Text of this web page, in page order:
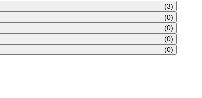
(3)
(0)
(0)
(0)
(0)